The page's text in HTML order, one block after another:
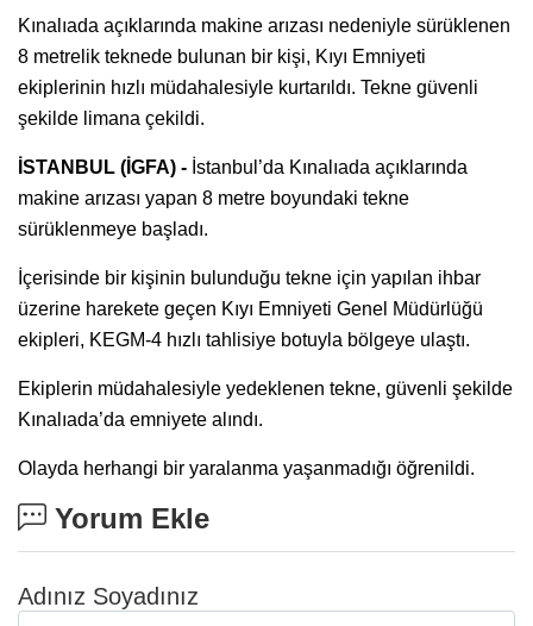
Kınalıada açıklarında makine arızası nedeniyle sürüklenen
8 metrelik teknede bulunan bir kişi, Kıyı Emniyeti
ekiplerinin hızlı müdahalesiyle kurtarıldı. Tekne güvenli
şekilde limana çekildi.
İSTANBUL (İGFA) - İstanbul’da Kınalıada açıklarında
makine arızası yapan 8 metre boyundaki tekne
sürüklenmeye başladı.
İçerisinde bir kişinin bulunduğu tekne için yapılan ihbar
üzerine harekete geçen Kıyı Emniyeti Genel Müdürlüğü
ekipleri, KEGM-4 hızlı tahlisiye botuyla bölgeye ulaştı.
Ekiplerin müdahalesiyle yedeklenen tekne, güvenli şekilde
Kınalıada’da emniyete alındı.
Olayda herhangi bir yaralanma yaşanmadığı öğrenildi.
Yorum Ekle
Adınız Soyadınız